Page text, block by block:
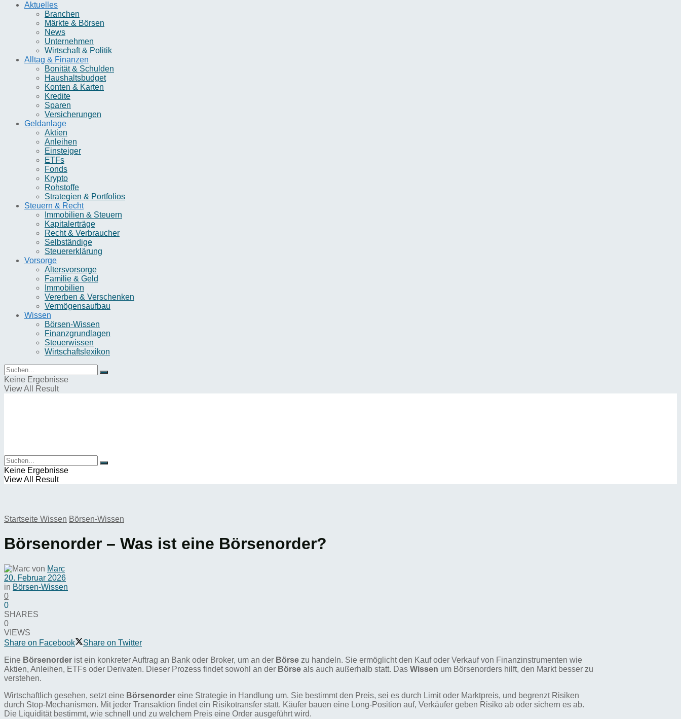
Aktuelles
Branchen
Märkte & Börsen
News
Unternehmen
Wirtschaft & Politik
Alltag & Finanzen
Bonität & Schulden
Haushaltsbudget
Konten & Karten
Kredite
Sparen
Versicherungen
Geldanlage
Aktien
Anleihen
Einsteiger
ETFs
Fonds
Krypto
Rohstoffe
Strategien & Portfolios
Steuern & Recht
Immobilien & Steuern
Kapitalerträge
Recht & Verbraucher
Selbständige
Steuererklärung
Vorsorge
Altersvorsorge
Familie & Geld
Immobilien
Vererben & Verschenken
Vermögensaufbau
Wissen
Börsen-Wissen
Finanzgrundlagen
Steuerwissen
Wirtschaftslexikon
Keine Ergebnisse
View All Result
Keine Ergebnisse
View All Result
Startseite Wissen Börsen-Wissen
Börsenorder – Was ist eine Börsenorder?
von Marc
20. Februar 2026
in Börsen-Wissen
0
0
SHARES
0
VIEWS
Share on Facebook
Share on Twitter
Eine Börsenorder ist ein konkreter Auftrag an Bank oder Broker, um an der Börse zu handeln. Sie ermöglicht den Kauf oder Verkauf von Finanzinstrumenten wie
Aktien, Anleihen, ETFs oder Derivaten. Dieser Prozess findet sowohl an der Börse als auch außerhalb statt. Das Wissen um Börsenorders hilft, den Markt besser zu
verstehen.
Wirtschaftlich gesehen, setzt eine Börsenorder eine Strategie in Handlung um. Sie bestimmt den Preis, sei es durch Limit oder Marktpreis, und begrenzt Risiken
durch Stop-Mechanismen. Mit jeder Transaktion findet ein Risikotransfer statt. Käufer bauen eine Long-Position auf, Verkäufer geben Risiko ab oder sichern es ab.
Die Liquidität bestimmt, wie schnell und zu welchem Preis eine Order ausgeführt wird.